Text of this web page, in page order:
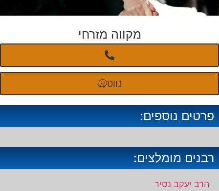
מקווה מזרחי
נווט
פרטים נוספים:
רבנים מומלצים:
הרב יעקב נסיר